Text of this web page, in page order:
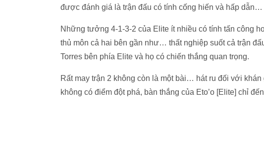
được đánh giá là trận đấu có tính cống hiến và hấp dẫn…
Những tưởng 4-1-3-2 của Elite ít nhiều có tính tấn công
thủ môn cả hai bên gần như… thất nghiệp suốt cả trận
Torres bên phía Elite và họ có chiến thắng quan trọng.
Rất may trận 2 không còn là một bài… hát ru đối với
không có điểm đột phá, bàn thắng của Eto’o [Elite] chỉ